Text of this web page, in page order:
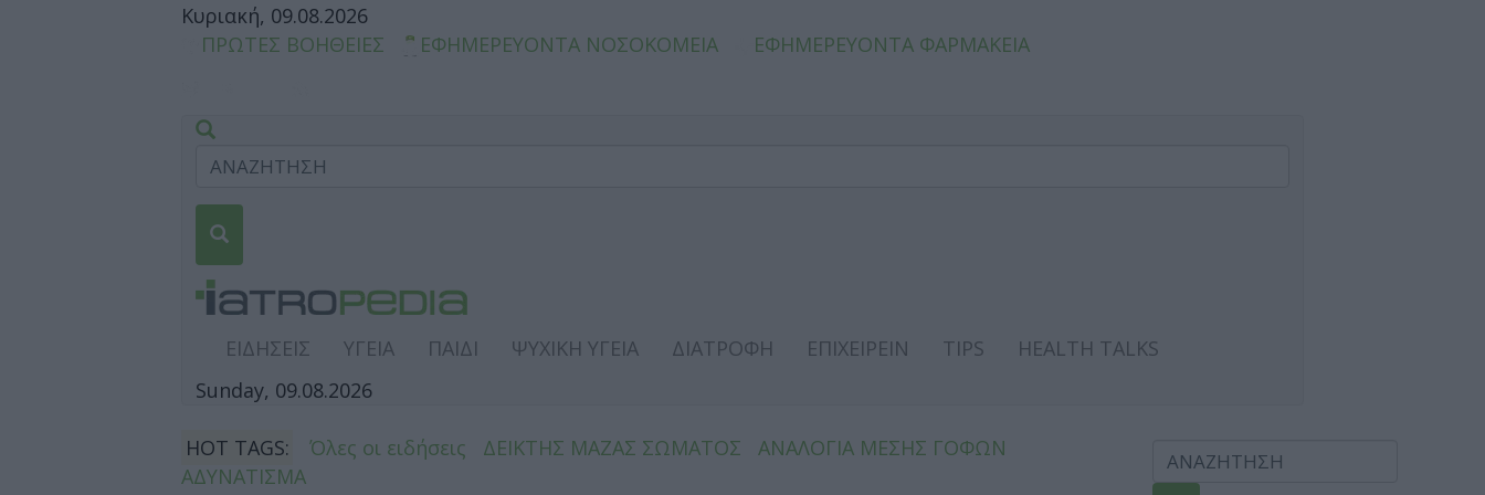
Κυριακή, 09.08.2026
ΠΡΩΤΕΣ ΒΟΗΘΕΙΕΣ
ΕΦΗΜΕΡΕΥΟΝΤΑ ΝΟΣΟΚΟΜΕΙΑ ΕΦΗΜΕΡΕΥΟΝΤΑ ΦΑΡΜΑΚΕΙΑ
ΕΙΔΗΣΕΙΣ ΥΓΕΙΑ ΠΑΙΔΙ ΨΥΧΙΚΗ ΥΓΕΙΑ ΔΙΑΤΡΟΦΗ ΕΠΙΧΕΙΡΕΙΝ TIPS
HEALTH TALKS
Sunday, 09.08.2026
HOT TAGS: Όλες οι ειδήσεις ΔΕΙΚΤΗΣ ΜΑΖΑΣ ΣΩΜΑΤΟΣ
ΑΝΑΛΟΓΙΑ ΜΕΣΗΣ ΓΟΦΩΝ
ΑΔΥΝΑΤΙΣΜΑ